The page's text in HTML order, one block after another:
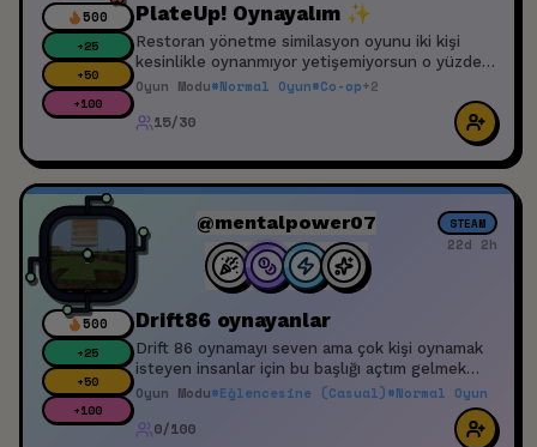
500
+25
+50
+100
PlateUp! Oynayalım ✨
Restoran yönetme similasyon oyunu iki kişi
kesinlikle oynanmıyor yetişemiyorsun o yüzden
ekip oluşturup beraber restorantın ve
müşterilerin hakkından gelmek istiyorum katılın
eğlenelimm ✨
Oyun Modu#Normal Oyun#Co-op+2
15/30
500
+25
+50
+100
@mentalpower07 STEAM
22d 2h
Drift86 oynayanlar
Drift 86 oynamayı seven ama çok kişi oynamak
isteyen insanlar için bu başlığı açtım gelmek
isteyenler gelsin
Oyun Modu#Eğlencesine (Casual)#Normal Oyun
0/100